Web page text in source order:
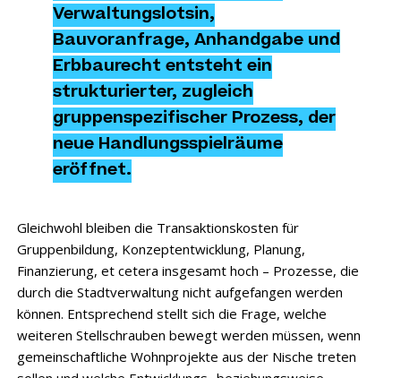
Verwaltungslotsin,
Bauvoranfrage, Anhandgabe und
Erbbaurecht entsteht ein
strukturierter, zugleich
gruppenspezifischer Prozess, der
neue Handlungsspielräume
eröffnet.
Gleichwohl bleiben die Transaktionskosten für
Gruppenbildung, Konzeptentwicklung, Planung,
Finanzierung, et cetera insgesamt hoch – Prozesse, die
durch die Stadtverwaltung nicht aufgefangen werden
können. Entsprechend stellt sich die Frage, welche
weiteren Stellschrauben bewegt werden müssen, wenn
gemeinschaftliche Wohnprojekte aus der Nische treten